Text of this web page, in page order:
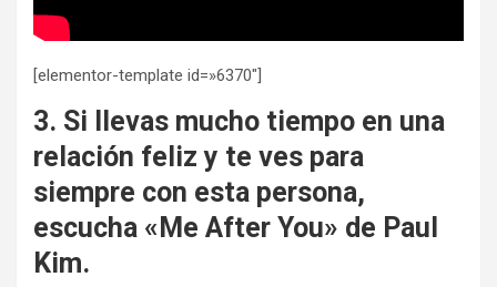
[elementor-template id=»6370″]
3. Si llevas mucho tiempo en una
relación feliz y te ves para
siempre con esta persona,
escucha «Me After You» de Paul
Kim.